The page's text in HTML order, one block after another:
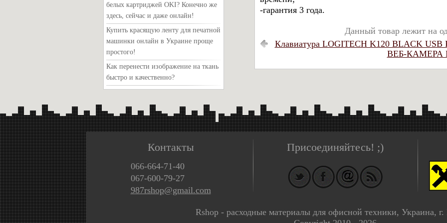
-гарантия 3 года.
Данный товар лежит на
Клавиатура LOGITECH K120 BLACK USB
ВЕБ-КАМЕРА
белых картриджей OKI? Конечно же
здесь, сейчас и даже онлайн!
Купить красящую ленту для печатной
машинки онлайн в Украине проще
простого!
Как перенести изображение на ткань
быстро и качественно?
Контакты
066-664-71-40
067-600-79-27
987rshop@gmail.com
Присоединяйтесь! ;)
Rshop - расходные материалы для офисной техники, Украина,